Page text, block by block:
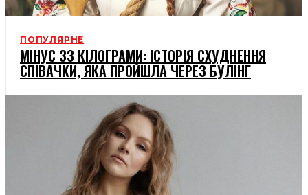
ПОПУЛЯРНЕ
МІНУС 33 КІЛОГРАМИ: ІСТОРІЯ СХУДНЕННЯ
СПІВАЧКИ, ЯКА ПРОЙШЛА ЧЕРЕЗ БУЛІНГ